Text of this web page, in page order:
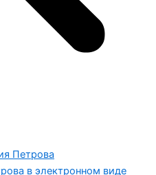
Петрова
в электронном виде